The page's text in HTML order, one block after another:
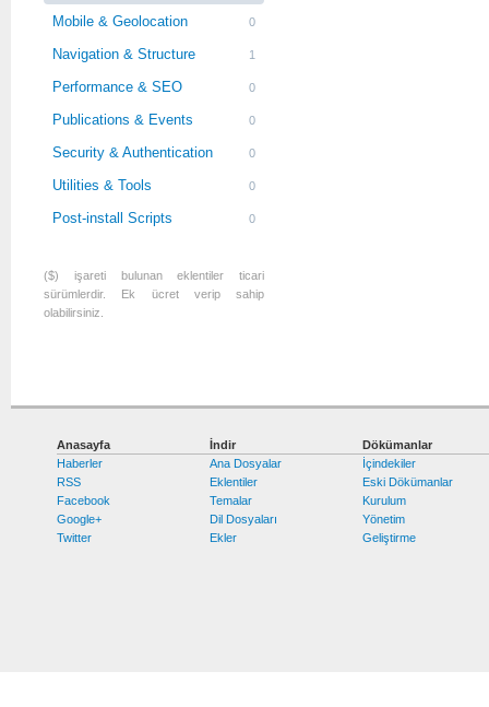
Mobile & Geolocation 0
Navigation & Structure 1
Performance & SEO 0
Publications & Events 0
Security & Authentication 0
Utilities & Tools 0
Post-install Scripts 0
($) işareti bulunan eklentiler ticari
sürümlerdir. Ek ücret verip sahip
olabilirsiniz.
Anasayfa
Haberler
RSS
Facebook
Google+
Twitter
İndir
Ana Dosyalar
Eklentiler
Temalar
Dil Dosyaları
Ekler
Dökümanlar
İçindekiler
Eski Dökümanlar
Kurulum
Yönetim
Geliştirme